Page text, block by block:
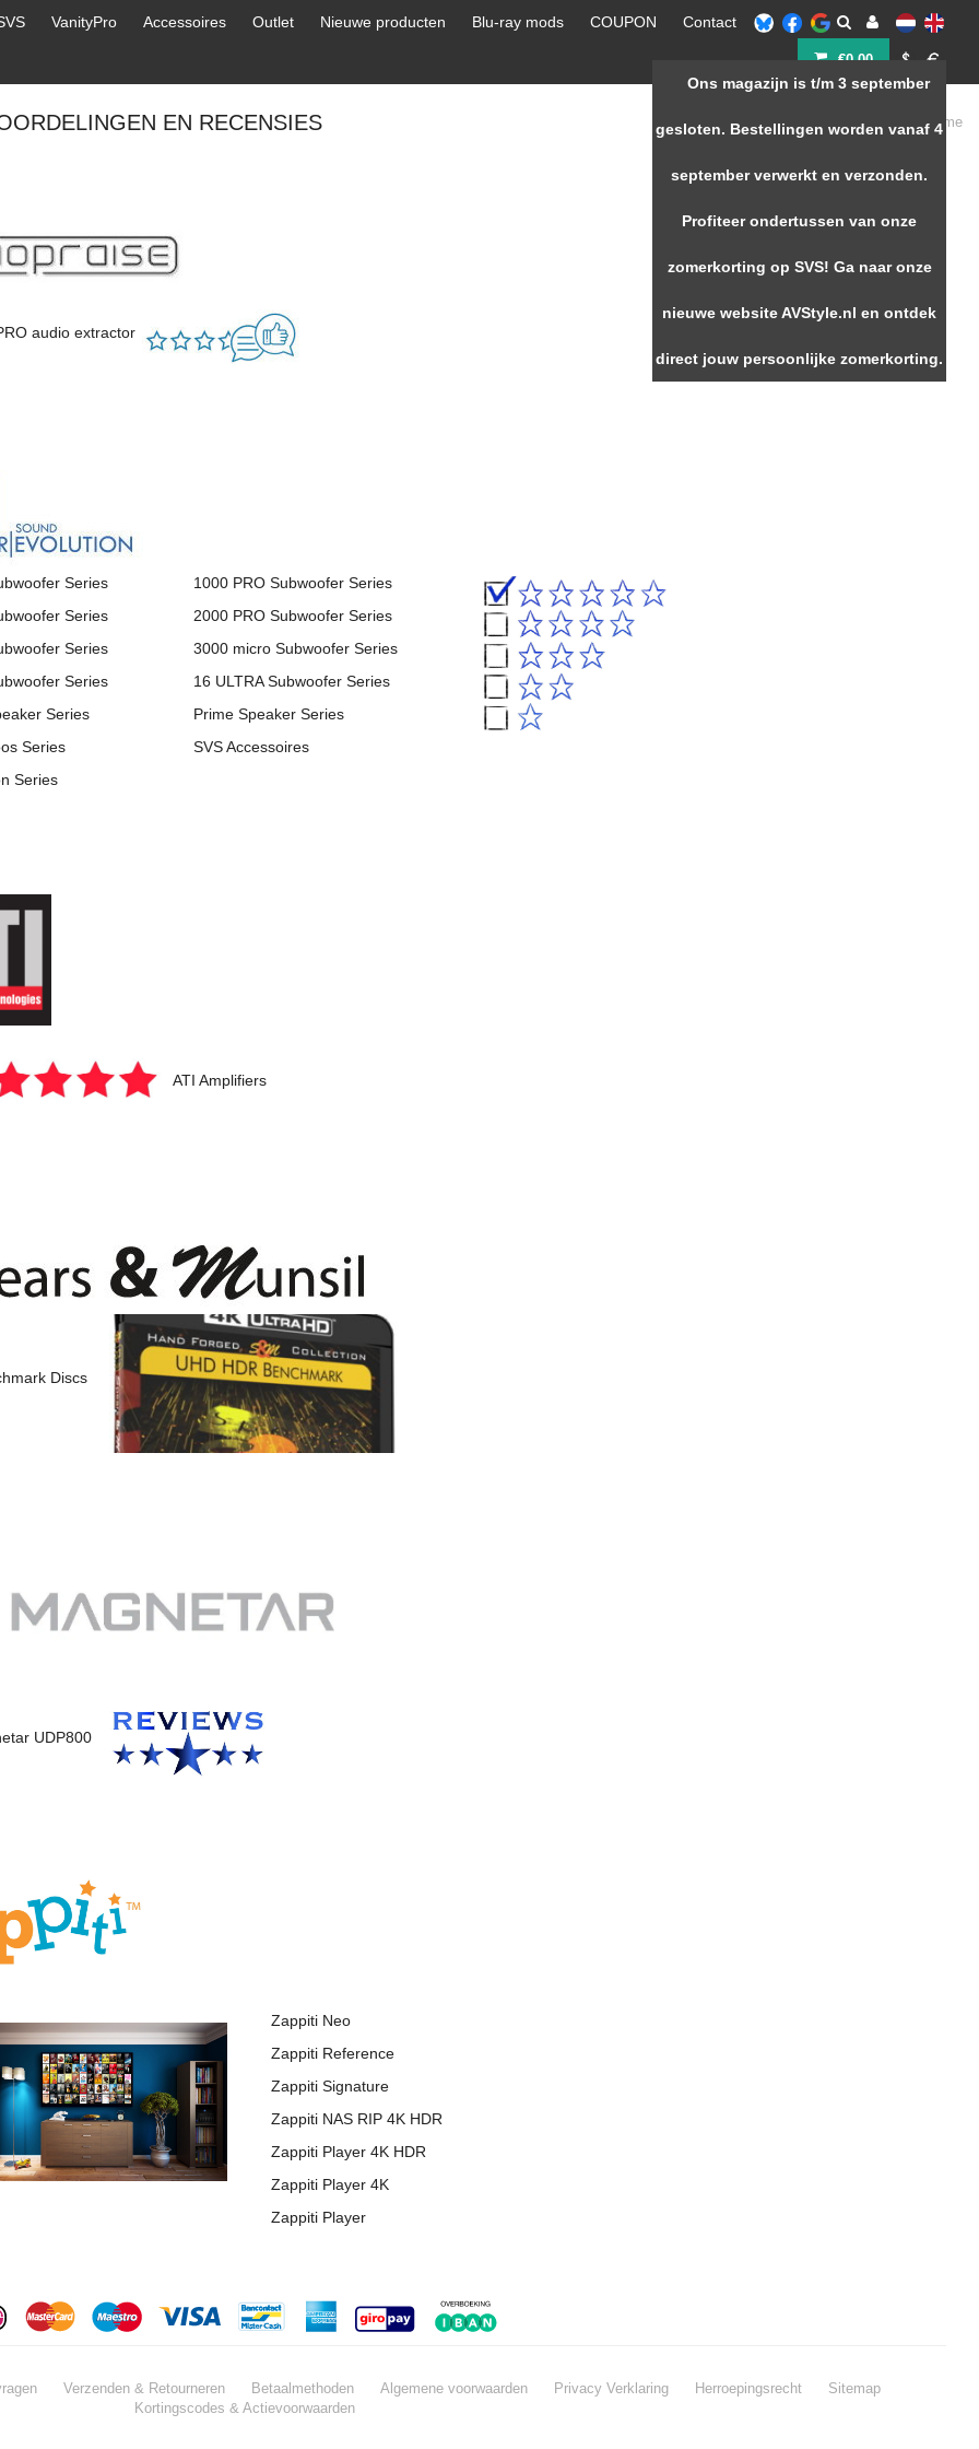
VanityPro Accessoires Outlet Nieuwe producten Blu-ray mods COUPON Contact
€0,00
EN RECENSIES Home
audio extractor
Series
Series
Series
Series
Series
Series
Series
1000 PRO Subwoofer Series
2000 PRO Subwoofer Series
3000 micro Subwoofer Series
16 ULTRA Subwoofer Series
Prime Speaker Series
SVS Accessoires
ATI Amplifiers
Discs
UDP800
Zappiti Neo
Zappiti Reference
Zappiti Signature
Zappiti NAS RIP 4K HDR
Zappiti Player 4K HDR
Zappiti Player 4K
Zappiti Player
Verzenden & Retourneren Betaalmethoden Algemene voorwaarden Privacy Verklaring Herroepingsrecht
Sitemap
Kortingscodes & Actievoorwaarden
Ons magazijn is t/m 3 september
gesloten. Bestellingen worden vanaf 4
september verwerkt en verzonden.
Profiteer ondertussen van onze
zomerkorting op SVS! Ga naar onze
nieuwe website AVStyle.nl en ontdek
direct jouw persoonlijke zomerkorting.